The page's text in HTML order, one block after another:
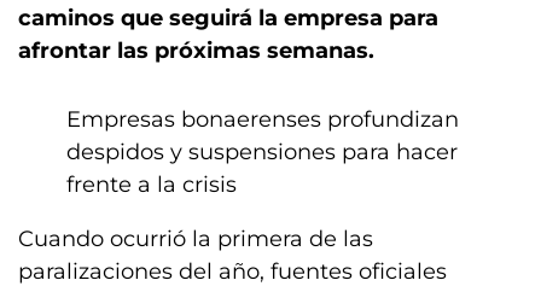
caminos que seguirá la empresa para
afrontar las próximas semanas.
Empresas bonaerenses profundizan
despidos y suspensiones para hacer
frente a la crisis
Cuando ocurrió la primera de las
paralizaciones del año, fuentes oficiales